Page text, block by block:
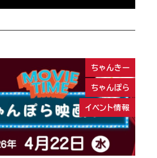
ちゃんきー
ちゃんぽら
イベント情報